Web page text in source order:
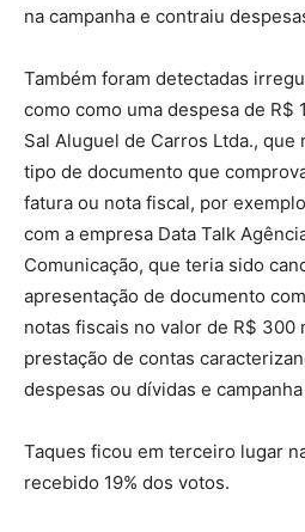
na campanha e contraiu
Também foram detectadas
como como uma despesa de R$
Sal Aluguel de Carros Ltda., que
tipo de documento que
fatura ou nota fiscal, por
com a empresa Data Talk
Comunicação, que teria sido
apresentação de documento
notas fiscais no valor de R$ 300
prestação de contas
despesas ou dívidas e
Taques ficou em terceiro lugar
recebido 19% dos votos.